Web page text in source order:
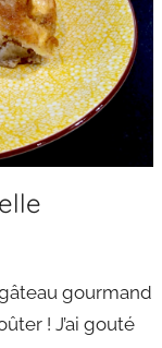
gourmand
! J’ai gouté